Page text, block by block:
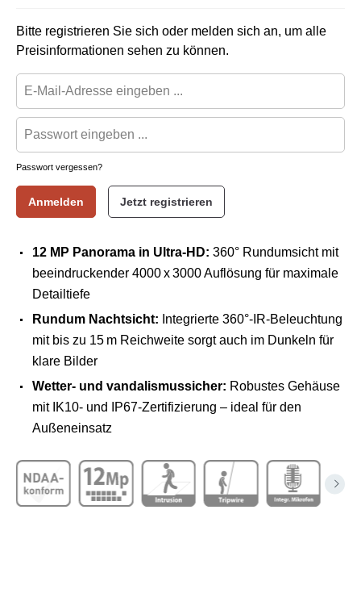
Bitte registrieren Sie sich oder melden sich an, um alle
Preisinformationen sehen zu können.
Passwort vergessen?
Anmelden Jetzt registrieren
12 MP Panorama in Ultra-HD: 360° Rundumsicht mit
beeindruckender 4000 x 3000 Auflösung für maximale
Detailtiefe
Rundum Nachtsicht: Integrierte 360°-IR-Beleuchtung
mit bis zu 15 m Reichweite sorgt auch im Dunkeln für
klare Bilder
Wetter- und vandalismussicher: Robustes Gehäuse
mit IK10- und IP67-Zertifizierung – ideal für den
Außeneinsatz